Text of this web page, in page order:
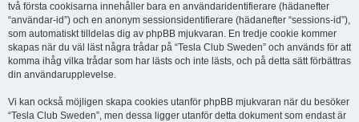
två första cookisarna innehåller bara en användaridentifierare (hädanefter
“användar-id”) och en anonym sessionsidentifierare (hädanefter “sessions-id”),
som automatiskt tilldelas dig av phpBB mjukvaran. En tredje cookie kommer
skapas när du väl läst några trådar på “Tesla Club Sweden” och används för att
komma ihåg vilka trådar som har lästs och inte lästs, och på detta sätt förbättras
din användarupplevelse.
Vi kan också möjligen skapa cookies utanför phpBB mjukvaran när du besöker
“Tesla Club Sweden”, men dessa ligger utanför detta dokument som endast är